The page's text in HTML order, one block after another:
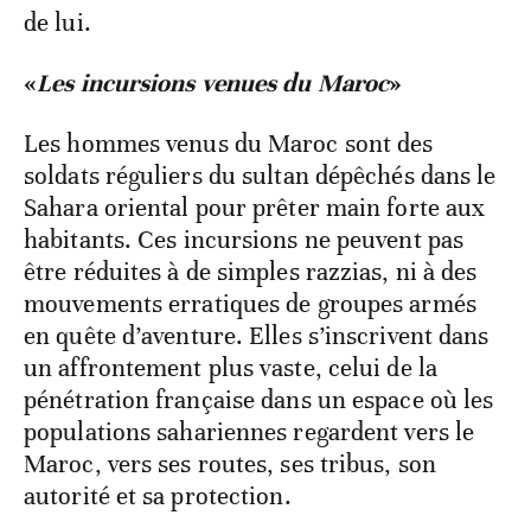
de lui.
«Les incursions venues du Maroc»
Les hommes venus du Maroc sont des
soldats réguliers du sultan dépêchés dans le
Sahara oriental pour prêter main forte aux
habitants. Ces incursions ne peuvent pas
être réduites à de simples razzias, ni à des
mouvements erratiques de groupes armés
en quête d’aventure. Elles s’inscrivent dans
un affrontement plus vaste, celui de la
pénétration française dans un espace où les
populations sahariennes regardent vers le
Maroc, vers ses routes, ses tribus, son
autorité et sa protection.